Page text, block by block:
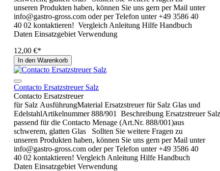
unseren Produkten haben, können Sie uns gern per Mail unter
info@gastro-gross.com oder per Telefon unter +49 3586 40
40 02 kontaktieren! Vergleich Anleitung Hilfe Handbuch
Daten Einsatzgebiet Verwendung
12,00 €*
In den Warenkorb
Contacto Ersatzstreuer Salz
Contacto Ersatzstreuer
für Salz AusführungMaterial Ersatzstreuer für Salz Glas und
EdelstahlArtikelnummer 888/901 Beschreibung Ersatzstreuer Salz
passend für die Contacto Menage (Art.Nr. 888/001)aus
schwerem, glatten Glas Sollten Sie weitere Fragen zu
unseren Produkten haben, können Sie uns gern per Mail unter
info@gastro-gross.com oder per Telefon unter +49 3586 40
40 02 kontaktieren! Vergleich Anleitung Hilfe Handbuch
Daten Einsatzgebiet Verwendung